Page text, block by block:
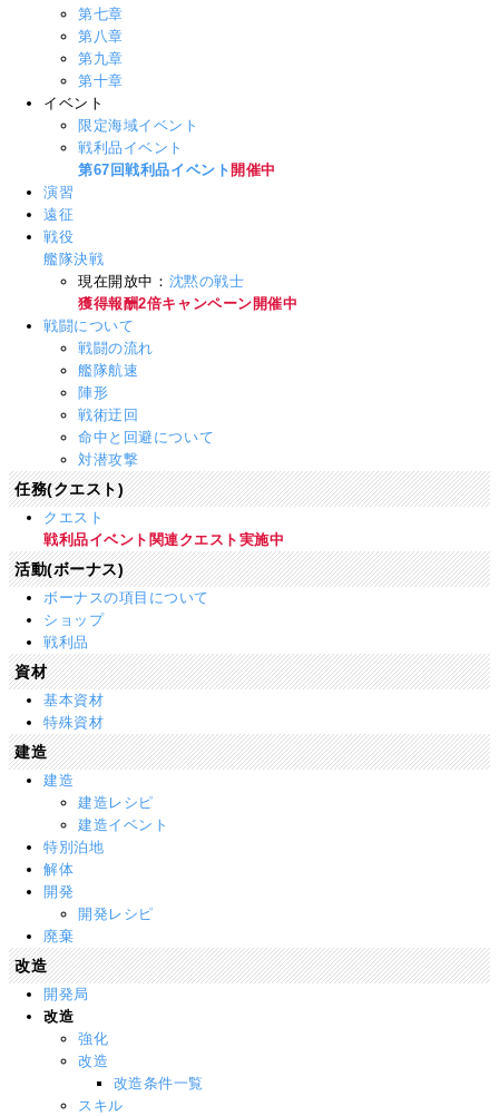
第七章
第八章
第九章
第十章
イベント
限定海域イベント
戦利品イベント
第67回戦利品イベント 開催中
演習
遠征
戦役
艦隊決戦
現在開放中： 沈黙の戦士
獲得報酬2倍キャンペーン開催中
戦闘について
戦闘の流れ
艦隊航速
陣形
戦術迂回
命中と回避について
対潜攻撃
任務(クエスト)
クエスト
戦利品イベント関連クエスト実施中
活動(ボーナス)
ボーナスの項目について
ショップ
戦利品
資材
基本資材
特殊資材
建造
建造
建造レシピ
建造イベント
特別泊地
解体
開発
開発レシピ
廃棄
改造
開発局
改造
強化
改造
改造条件一覧
スキル